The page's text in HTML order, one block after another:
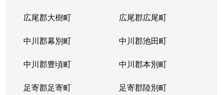
広尾郡大樹町 広尾郡広尾町
中川郡幕別町 中川郡池田町
中川郡豊頃町 中川郡本別町
足寄郡足寄町 足寄郡陸別町